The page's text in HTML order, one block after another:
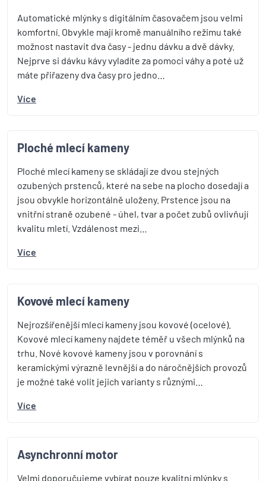
Automatické mlýnky s digitálním časovačem jsou velmi
komfortní. Obvykle mají kromě manuálního režimu také
možnost nastavit dva časy - jednu dávku a dvě dávky.
Nejprve si dávku kávy vyladíte za pomoci váhy a poté už
máte přiřazeny dva časy pro jedno…
Více
Ploché mlecí kameny
Ploché mlecí kameny se skládají ze dvou stejných
ozubených prstenců, které na sebe na plocho dosedají a
jsou obvykle horizontálně uloženy. Prstence jsou na
vnitřní straně ozubené - úhel, tvar a počet zubů ovlivňují
kvalitu mletí. Vzdálenost mezi…
Více
Kovové mlecí kameny
Nejrozšířenější mlecí kameny jsou kovové (ocelové).
Kovové mlecí kameny najdete téměř u všech mlýnků na
trhu. Nové kovové kameny jsou v porovnání s
keramickými výrazně levnější a do náročnějších provozů
je možné také volit jejich varianty s různými…
Více
Asynchronní motor
Velmi doporučujeme vybírat pouze kvalitní mlýnky s